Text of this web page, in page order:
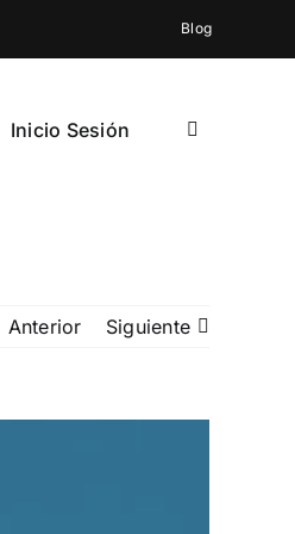
Blog
Inicio Sesión
Anterior Siguiente